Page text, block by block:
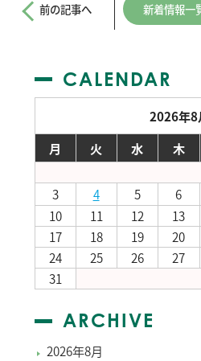
前の記事へ 新着情報一
CALENDAR
2026年8
月
火 水 木
3
4 5 6
10
11 12 13
17
18 19 20
24
25 26 27
31
ARCHIVE
2026年8月